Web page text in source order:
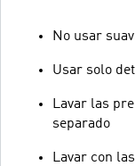
No usar
Usar solo
Lavar las
separado
Lavar con